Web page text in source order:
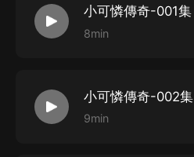
小可憐傳奇-001集
8min
小可憐傳奇-002集
9min